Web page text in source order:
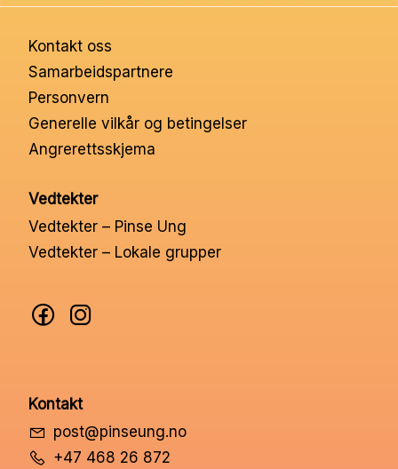
Kontakt oss
Samarbeidspartnere
Personvern
Generelle vilkår og betingelser
Angrerettsskjema
Vedtekter
Vedtekter – Pinse Ung
Vedtekter – Lokale grupper
Kontakt
post@pinseung.no
+47 468 26 872
Ressurser
Nettbutikk
Kontakt oss
Medlemssystem
Min konto